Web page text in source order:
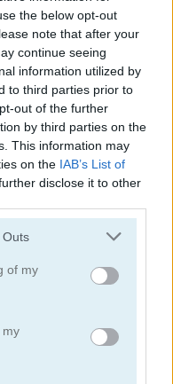
the below opt-out
note that after your
continue seeing
information utilized by
to third parties prior to
out of the further
by third parties on the
This information may
on the IAB’s List of
disclose it to other
Outs
of my
my